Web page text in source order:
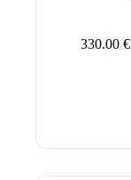
330.00€